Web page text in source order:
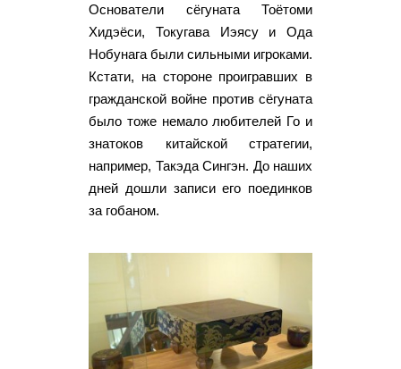
Основатели сёгуната Тоётоми
Хидэёси, Токугава Иэясу и Ода
Нобунага были сильными игроками.
Кстати, на стороне проигравших в
гражданской войне против сёгуната
было тоже немало любителей Го и
знатоков китайской стратегии,
например, Такэда Сингэн. До наших
дней дошли записи его поединков
за гобаном.